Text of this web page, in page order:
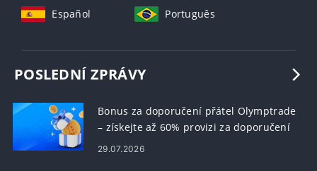
Español Português
POSLEDNÍ ZPRÁVY
Bonus za doporučení přátel Olymptrade
– získejte až 60% provizi za doporučení
29.07.2026